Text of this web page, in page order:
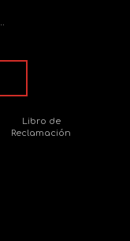
Libro de
Reclamación